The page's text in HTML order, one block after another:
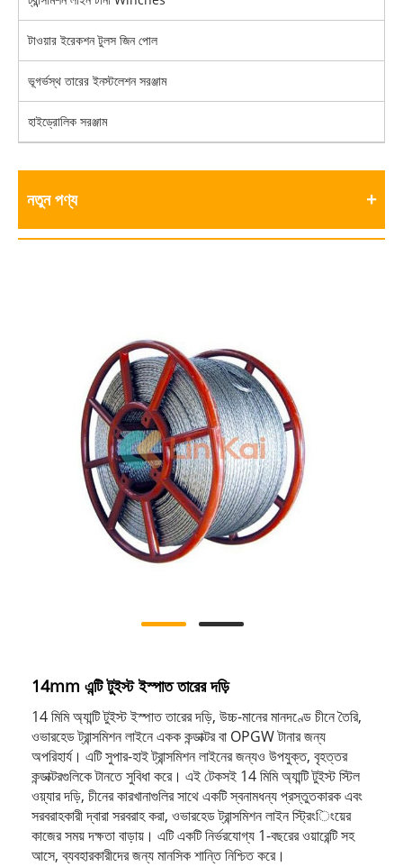
টাওয়ার ইরেকশন টুলস জিন পোল
ভূগর্ভস্থ তারের ইনস্টলেশন সরঞ্জাম
হাইড্রোলিক সরঞ্জাম
নতুন পণ্য
14mm এন্টি টুইস্ট ইস্পাত তারের দড়ি
14 মিমি অ্যান্টি টুইস্ট ইস্পাত তারের দড়ি, উচ্চ-মানের মানদণ্ডে চীনে তৈরি,
ওভারহেড ট্রান্সমিশন লাইনে একক কন্ডাক্টর বা OPGW টানার জন্য
অপরিহার্য। এটি সুপার-হাই ট্রান্সমিশন লাইনের জন্যও উপযুক্ত, বৃহত্তর
কন্ডাক্টরগুলিকে টানতে সুবিধা করে। এই টেকসই 14 মিমি অ্যান্টি টুইস্ট স্টিল
ওয়্যার দড়ি, চীনের কারখানাগুলির সাথে একটি স্বনামধন্য প্রস্তুতকারক এবং
সরবরাহকারী দ্বারা সরবরাহ করা, ওভারহেড ট্রান্সমিশন লাইন স্ট্রিংিংয়ের
কাজের সময় দক্ষতা বাড়ায়। এটি একটি নির্ভরযোগ্য 1-বছরের ওয়ারেন্টি সহ
আসে, ব্যবহারকারীদের জন্য মানসিক শান্তি নিশ্চিত করে।